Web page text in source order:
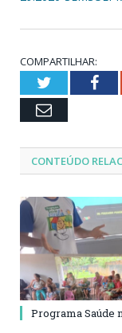
COMPARTILHAR:
Twitter
Email
CONTEÚDO
Programa Saúde